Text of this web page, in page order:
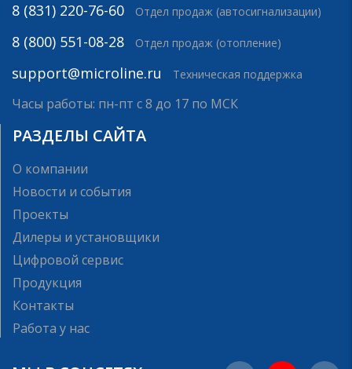
8 (831) 220-76-60 Отдел продаж (автосигнализации)
8 (800) 551-08-28 Отдел продаж (отопление)
support@microline.ru Техническая поддержка
Часы работы: пн-пт с 8 до 17 по МСК
РАЗДЕЛЫ САЙТА
О компании
Новости и события
Проекты
Дилеры и установщики
Цифровой сервис
Продукция
Контакты
Работа у нас